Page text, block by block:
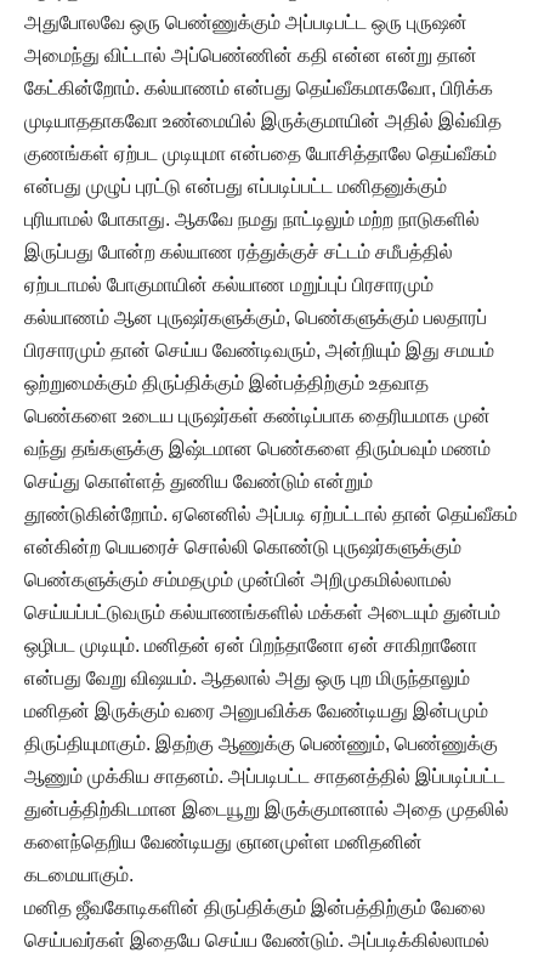
அதுபோலவே ஒரு பெண்ணுக்கும் அப்படிபட்ட ஒரு புருஷன்
அமைந்து விட்டால் அப்பெண்ணின் கதி என்ன என்று தான்
கேட்கின்றோம். கல்யாணம் என்பது தெய்வீகமாகவோ, பிரிக்க
முடியாததாகவோ உண்மையில் இருக்குமாயின் அதில் இவ்வித
குணங்கள் ஏற்பட முடியுமா என்பதை யோசித்தாலே தெய்வீகம்
என்பது முழுப் புரட்டு என்பது எப்படிப்பட்ட மனிதனுக்கும்
புரியாமல் போகாது. ஆகவே நமது நாட்டிலும் மற்ற நாடுகளில்
இருப்பது போன்ற கல்யாண ரத்துக்குச் சட்டம் சமீபத்தில்
ஏற்படாமல் போகுமாயின் கல்யாண மறுப்புப் பிரசாரமும்
கல்யாணம் ஆன புருஷர்களுக்கும், பெண்களுக்கும் பலதாரப்
பிரசாரமும் தான் செய்ய வேண்டிவரும், அன்றியும் இது சமயம்
ஒற்றுமைக்கும் திருப்திக்கும் இன்பத்திற்கும் உதவாத
பெண்களை உடைய புருஷர்கள் கண்டிப்பாக தைரியமாக முன்
வந்து தங்களுக்கு இஷ்டமான பெண்களை திரும்பவும் மணம்
செய்து கொள்ளத் துணிய வேண்டும் என்றும்
தூண்டுகின்றோம். ஏனெனில் அப்படி ஏற்பட்டால் தான் தெய்வீகம்
என்கின்ற பெயரைச் சொல்லி கொண்டு புருஷர்களுக்கும்
பெண்களுக்கும் சம்மதமும் முன்பின் அறிமுகமில்லாமல்
செய்யப்பட்டுவரும் கல்யாணங்களில் மக்கள் அடையும் துன்பம்
ஒழிபட முடியும். மனிதன் ஏன் பிறந்தானோ ஏன் சாகிறானோ
என்பது வேறு விஷயம். ஆதலால் அது ஒரு புற மிருந்தாலும்
மனிதன் இருக்கும் வரை அனுபவிக்க வேண்டியது இன்பமும்
திருப்தியுமாகும். இதற்கு ஆணுக்கு பெண்ணும், பெண்ணுக்கு
ஆணும் முக்கிய சாதனம். அப்படிபட்ட சாதனத்தில் இப்படிப்பட்ட
துன்பத்திற்கிடமான இடையூறு இருக்குமானால் அதை முதலில்
களைந்தெறிய வேண்டியது ஞானமுள்ள மனிதனின்
கடமையாகும்.
மனித ஜீவகோடிகளின் திருப்திக்கும் இன்பத்திற்கும் வேலை
செய்பவர்கள் இதையே செய்ய வேண்டும். அப்படிக்கில்லாமல்